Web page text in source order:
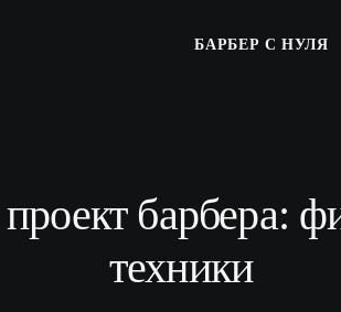
БАРБЕР С НУЛЯ
барбера:
техники